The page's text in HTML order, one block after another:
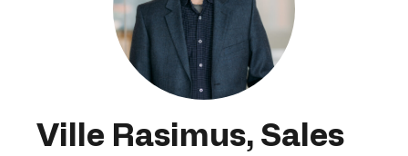
Ville Rasimus, Sales